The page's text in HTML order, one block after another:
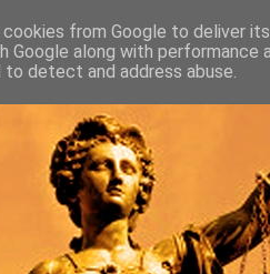
from Google to deliver
Google along with
detect and address abuse.